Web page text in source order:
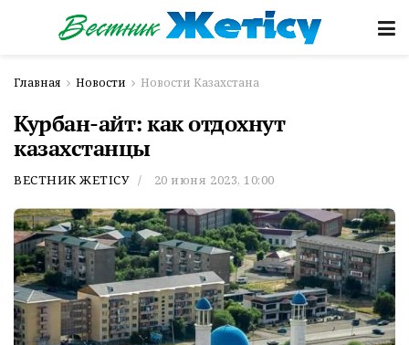
Главная Новости Новости Казахстана
Курбан-айт: как отдохнут
казахстанцы
ВЕСТНИК ЖЕТІСУ 20 июня 2023, 10:00